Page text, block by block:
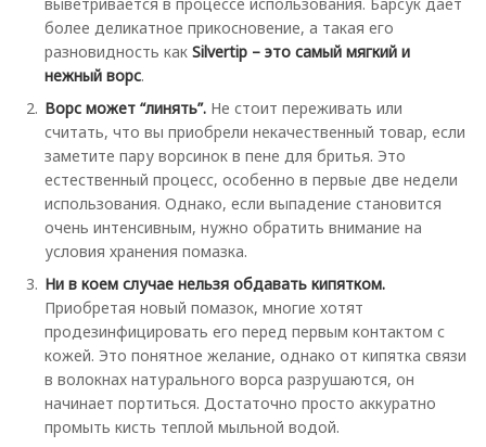
более деликатное прикосновение, а такая его
разновидность как Silvertip – это самый мягкий и
нежный ворс.
Ворс может “линять”. Не стоит переживать или
считать, что вы приобрели некачественный товар, если
заметите пару ворсинок в пене для бритья. Это
естественный процесс, особенно в первые две недели
использования. Однако, если выпадение становится
очень интенсивным, нужно обратить внимание на
условия хранения помазка.
Ни в коем случае нельзя обдавать кипятком.
Приобретая новый помазок, многие хотят
продезинфицировать его перед первым контактом с
кожей. Это понятное желание, однако от кипятка связи
в волокнах натурального ворса разрушаются, он
начинает портиться. Достаточно просто аккуратно
промыть кисть теплой мыльной водой.